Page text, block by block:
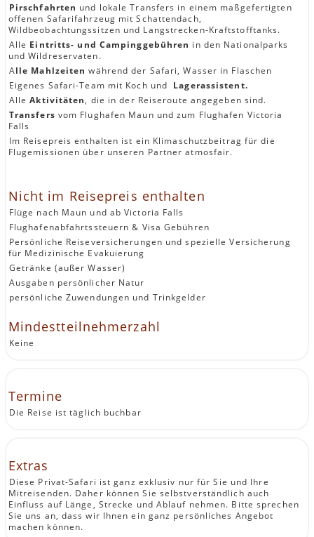
Pirschfahrten und lokale Transfers in einem maßgefertigten
offenen Safarifahrzeug mit Schattendach,
Wildbeobachtungssitzen und Langstrecken-Kraftstofftanks.
Alle Eintritts- und Campinggebühren in den Nationalparks
und Wildreservaten.
Alle Mahlzeiten während der Safari, Wasser in Flaschen
Eigenes Safari-Team mit Koch und Lagerassistent.
AlleAktivitäten, die in der Reiseroute angegeben sind.
Transfers vom Flughafen Maun und zum Flughafen Victoria
Falls
Im Reisepreis enthalten ist ein Klimaschutzbeitrag für die
Flugemissionen über unseren Partner atmosfair.
Nicht im Reisepreis enthalten
Flüge nach Maun und ab Victoria Falls
Flughafenabfahrtssteuern & Visa Gebühren
Persönliche Reiseversicherungen und spezielle Versicherung
für Medizinische Evakuierung
Getränke (außer Wasser)
Ausgaben persönlicher Natur
persönliche Zuwendungen und Trinkgelder
Mindestteilnehmerzahl
Keine
Termine
Die Reise ist täglich buchbar
Extras
Diese Privat-Safari ist ganz exklusiv nur für Sie und Ihre
Mitreisenden. Daher können Sie selbstverständlich auch
Einfluss auf Länge, Strecke und Ablauf nehmen. Bitte sprechen
Sie uns an, dass wir Ihnen ein ganz persönliches Angebot
machen können.